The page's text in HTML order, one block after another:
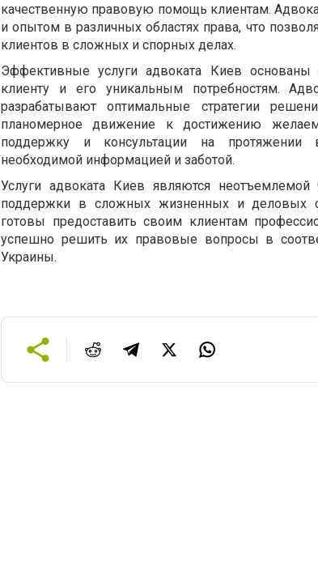
качественную правовую помощь клиентам.
и опытом в различных областях права, что
клиентов в сложных и спорных делах.
Эффективные услуги адвоката Киев
клиенту и его уникальным потребностям.
разрабатывают оптимальные стратегии
планомерное движение к достижению
поддержку и консультации на протяжении
необходимой информацией и заботой.
Услуги адвоката Киев являются
поддержки в сложных жизненных и деловых
готовы предоставить своим клиентам
успешно решить их правовые вопросы в
Украины.